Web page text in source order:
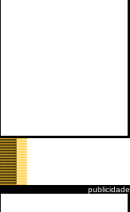
publicidade